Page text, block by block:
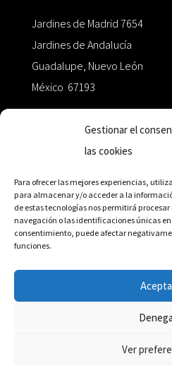
Gestionar el
las cookies
Para ofrecer las mejores experiencias,
para almacenar y/o acceder a la
de estas tecnologías nos permitirá
navegación o las identificaciones únicas
consentimiento, puede afectar
funciones.
Ver
Jardines de Madrid 7654
Jardines de Andalucía
Guadalupe, Nuevo León
México 67193
+52 811.499.5638
RED DE DISTRIBUCIÓN